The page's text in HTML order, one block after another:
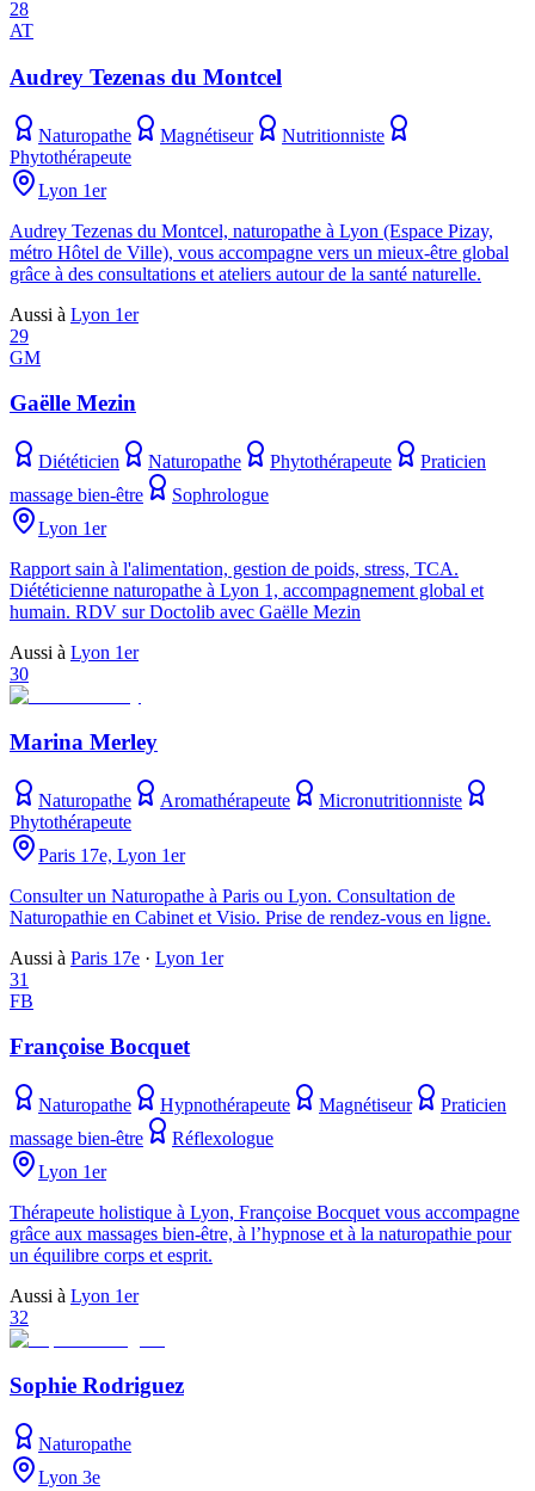
28
AT
Audrey Tezenas du Montcel
Naturopathe Magnétiseur
Nutritionniste
Phytothérapeute
Lyon 1er
Audrey Tezenas du Montcel, naturopathe à Lyon (Espace Pizay,
métro Hôtel de Ville), vous accompagne vers un mieux-être global
grâce à des consultations et ateliers autour de la santé naturelle.
Aussi à Lyon 1er
29
GM
Gaëlle Mezin
Diététicien Naturopathe Phytothérapeute
Praticien
massage bien-être
Sophrologue
Lyon 1er
Rapport sain à l'alimentation, gestion de poids, stress, TCA.
Diététicienne naturopathe à Lyon 1, accompagnement global et
humain. RDV sur Doctolib avec Gaëlle Mezin
Aussi à Lyon 1er
30
Marina Merley
Naturopathe Aromathérapeute
Micronutritionniste
Phytothérapeute
Paris 17e, Lyon 1er
Consulter un Naturopathe à Paris ou Lyon. Consultation de
Naturopathie en Cabinet et Visio. Prise de rendez-vous en ligne.
Aussi à Paris 17e · Lyon 1er
31
FB
Françoise Bocquet
Naturopathe Hypnothérapeute Magnétiseur
Praticien
massage bien-être
Réflexologue
Lyon 1er
Thérapeute holistique à Lyon, Françoise Bocquet vous accompagne
grâce aux massages bien-être, à l’hypnose et à la naturopathie pour
un équilibre corps et esprit.
Aussi à Lyon 1er
32
Sophie Rodriguez
Naturopathe
Lyon 3e